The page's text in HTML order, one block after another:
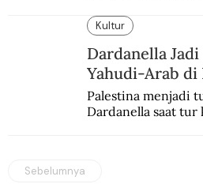
yang berbeda.
Kultur
Dardanella
Yahudi-Arab di
Palestina menjadi
Dardanella saat
Sebelumnya